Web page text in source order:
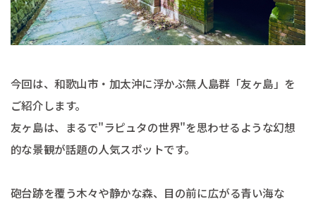
今回は、和歌山市・加太沖に浮かぶ無人島群「友ヶ島」を
ご紹介します。
友ヶ島は、まるで"ラピュタの世界"を思わせるような幻想
的な景観が話題の人気スポットです。
砲台跡を覆う木々や静かな森、目の前に広がる青い海な